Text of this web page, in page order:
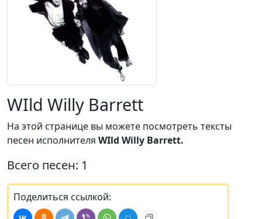
WIld Willy Barrett
На этой странице вы можете посмотреть тексты
песен исполнителя WIld Willy Barrett.
Всего песен: 1
Поделиться ссылкой: